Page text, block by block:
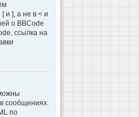
и ], а не в < и
о BBCode
ссылка на
сообщениях.
по